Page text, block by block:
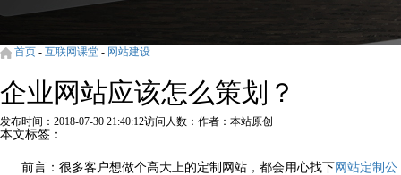
首页 - 互联网课堂 - 网站建设
企业网站应该怎么策划？
发布时间：2018-07-30 21:40:12访问人数： 作者：本站原创
本文标签：
前言：很多客户想做个高大上的定制网站，都会用心找下网站定制公